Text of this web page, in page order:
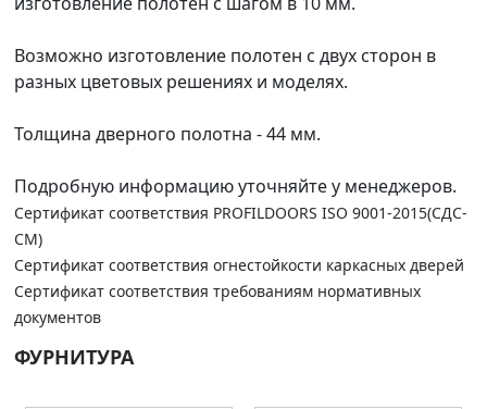
Возможно изготовление полотен с двух сторон в
разных цветовых решениях и моделях.
Толщина дверного полотна - 44 мм.
Подробную информацию уточняйте у менеджеров.
Сертификат соответствия PROFILDOORS ISO 9001-2015(СДС-
СМ)
Сертификат соответствия огнестойкости каркасных дверей
Сертификат соответствия требованиям нормативных
документов
ФУРНИТУРА